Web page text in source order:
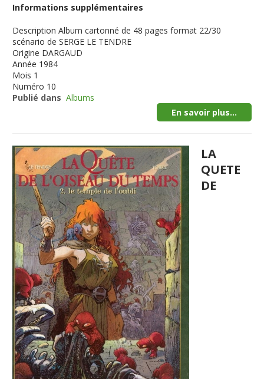
Informations supplémentaires
Description Album cartonné de 48 pages format 22/30
scénario de SERGE LE TENDRE
Origine DARGAUD
Année 1984
Mois 1
Numéro 10
Publié dans Albums
En savoir plus...
LA
QUETE
DE